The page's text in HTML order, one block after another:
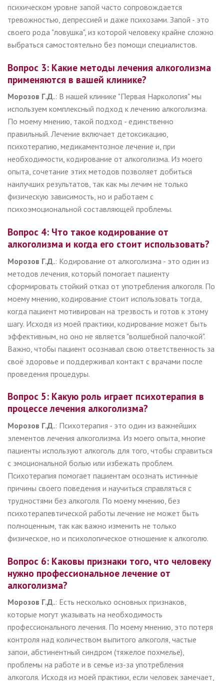
психическом уровне запой часто сопровождается
тревожностью, депрессией и даже психозами. Запой - это
своего рода "ловушка", из которой человеку крайне сложно
выбраться самостоятельно без помощи специалистов.
Вопрос 3: Какие методы лечения алкоголизма
применяются в вашей клинике?
Морозов Г.Д.: В нашей клинике "Первая Наркология" мы
используем комплексный подход к лечению алкоголизма.
По моему мнению, такой подход - единственно
правильный. Лечение включает детоксикацию,
психотерапию, медикаментозное лечение и, при
необходимости, кодирование от алкоголизма. Из моего
опыта, сочетание этих методов позволяет добиться
наилучших результатов, так как мы лечим не только
физическую зависимость, но и работаем с
психоэмоциональной составляющей проблемы.
Вопрос 4: Что такое кодирование от
алкоголизма и когда его стоит использовать?
Морозов Г.Д.: Кодирование от алкоголизма - это один из
методов лечения, который помогает пациенту
сформировать стойкий отказ от употребления алкоголя. По
моему мнению, кодирование стоит использовать тогда,
когда пациент мотивирован на трезвость и готов к этому
шагу. Исходя из моей практики, кодирование может быть
эффективным, но оно не является "волшебной палочкой".
Важно, чтобы пациент осознавал свою ответственность за
своё здоровье и поддерживал контакт с врачами после
проведения процедуры.
Вопрос 5: Какую роль играет психотерапия в
процессе лечения алкоголизма?
Морозов Г.Д.: Психотерапия - это один из важнейших
элементов лечения алкоголизма. Из моего опыта, многие
пациенты используют алкоголь для того, чтобы справиться
с эмоциональной болью или избежать проблем.
Психотерапия помогает пациентам осознать истинные
причины своего поведения и научиться справляться с
трудностями без алкоголя. По моему мнению, без
психотерапевтической работы лечение не может быть
полноценным, так как важно изменить не только
физическое, но и психологическое отношение к алкоголю.
Вопрос 6: Каковы признаки того, что человеку
нужно профессиональное лечение от
алкоголизма?
Морозов Г.Д.: Есть несколько основных признаков,
которые могут указывать на необходимость
профессионального лечения. По моему мнению, это потеря
контроля над количеством выпитого алкоголя, частые
запои, абстинентный синдром (тяжелое похмелье),
проблемы на работе и в семье из-за употребления
алкоголя. Исходя из моей практики, если человек замечает,